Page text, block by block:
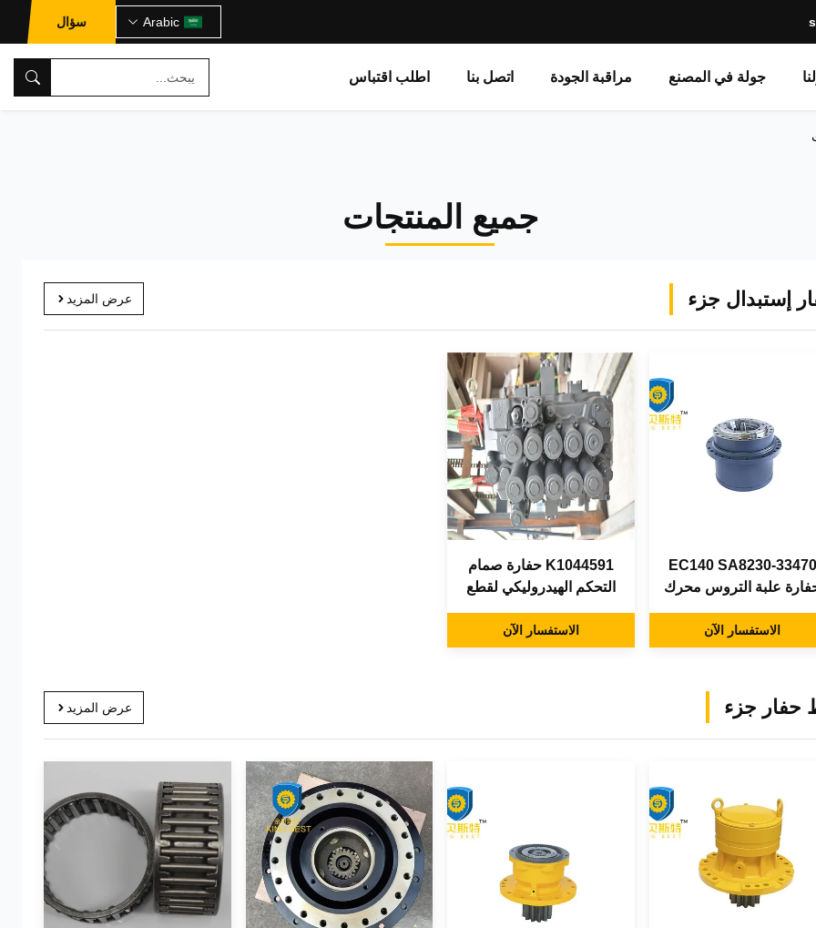
Arabic سؤال
جولة في المصنع مراقبة الجودة اتصل بنا اطلب اقتباس
جميع المنتجات
إستبدال جزء عرض المزيد
EC140 SA8230-33470
علبة التروس محرك
فولفو
الاستفسار الآن
K1044591 حفارة صمام
التحكم الهيدروليكي لقطع
الاستفسار الآن
حفار جزء عرض المزيد